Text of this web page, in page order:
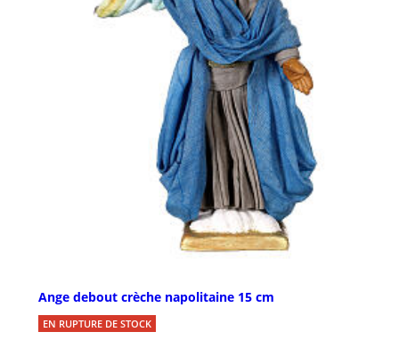
Ange debout crèche napolitaine 15 cm
EN RUPTURE DE STOCK